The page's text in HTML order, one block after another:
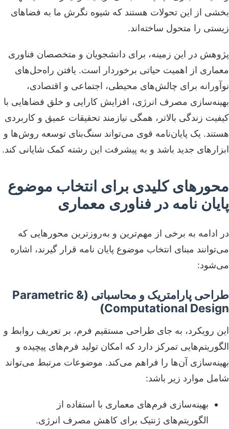
بخشی از این تحولات هستند که شیوه نگرش ما به فضاهای
زیستی را متحول ساخته‌اند.
پژوهش در این زمینه، برای دانشجویان و متخصصان فناوری
معماری از اهمیت حیاتی برخوردار است. یافتن راه‌حل‌های
نوآورانه برای چالش‌های محیطی، اجتماعی و اقتصادی،
بهینه‌سازی مصرف انرژی، افزایش کارایی و خلق فضاهایی با
کیفیت زندگی بالاتر، همگی نیازمند تحقیقات عمیق و کاربردی
هستند. یک پایان‌نامه قوی می‌تواند سنگ‌بنای توسعه روش‌ها و
ابزارهای جدید باشد و به پیشرفت این رشته کمک شایانی کند.
محورهای کلیدی برای انتخاب موضوع
پایان نامه در فناوری معماری
در ادامه به برخی از مهم‌ترین و به‌روزترین محورهایی که
می‌توانند مبنای انتخاب موضوع پایان نامه قرار گیرند، اشاره
می‌شود:
طراحی پارامتریک و محاسباتی (Parametric &
Computational Design)
این رویکرد، به جای طراحی مستقیم فرم، بر تعریف روابط و
الگوریتم‌هایی تمرکز دارد که امکان تولید فرم‌های پیچیده و
بهینه‌سازی آن‌ها را فراهم می‌کند. موضوعات مرتبط می‌تواند
شامل موارد زیر باشد:
بهینه‌سازی فرم‌های معماری با استفاده از
الگوریتم‌های ژنتیک برای کاهش مصرف انرژی.